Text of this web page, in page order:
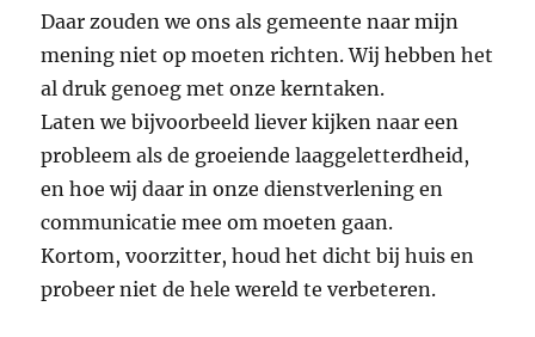
Daar zouden we ons als gemeente naar mijn
mening niet op moeten richten. Wij hebben het
al druk genoeg met onze kerntaken.
Laten we bijvoorbeeld liever kijken naar een
probleem als de groeiende laaggeletterdheid,
en hoe wij daar in onze dienstverlening en
communicatie mee om moeten gaan.
Kortom, voorzitter, houd het dicht bij huis en
probeer niet de hele wereld te verbeteren.